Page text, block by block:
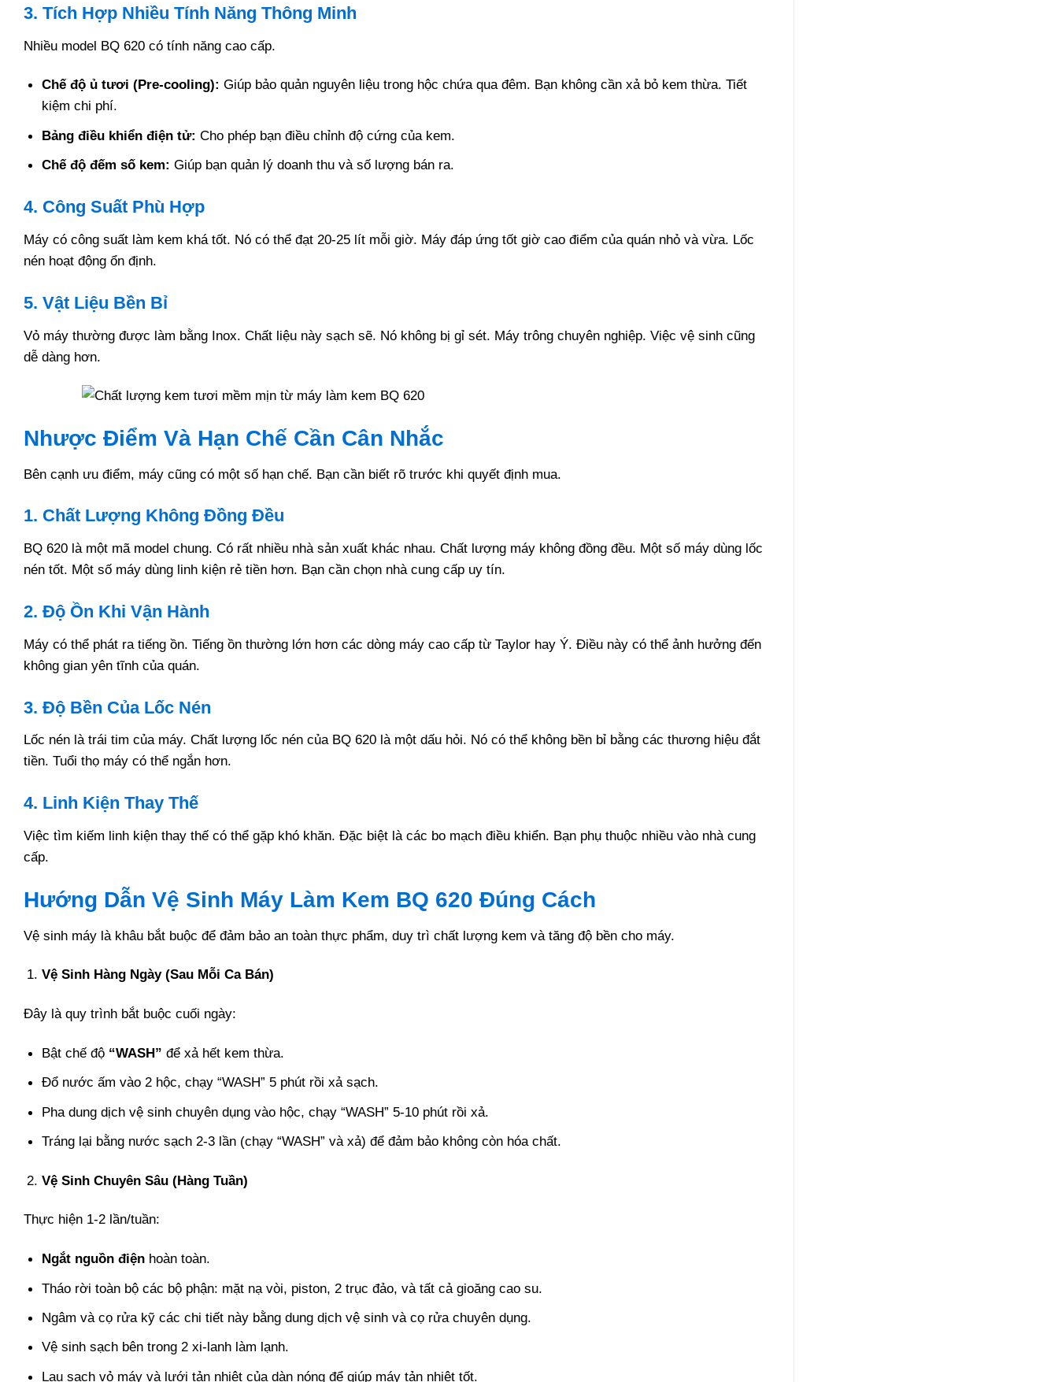
3. Tích Hợp Nhiều Tính Năng Thông Minh
Nhiều model BQ 620 có tính năng cao cấp.
Chế độ ủ tươi (Pre-cooling): Giúp bảo quản nguyên liệu trong hộc chứa qua đêm. Bạn không cần xả bỏ kem thừa. Tiết
kiệm chi phí.
Bảng điều khiển điện tử: Cho phép bạn điều chỉnh độ cứng của kem.
Chế độ đếm số kem: Giúp bạn quản lý doanh thu và số lượng bán ra.
4. Công Suất Phù Hợp
Máy có công suất làm kem khá tốt. Nó có thể đạt 20-25 lít mỗi giờ. Máy đáp ứng tốt giờ cao điểm của quán nhỏ và vừa. Lốc
nén hoạt động ổn định.
5. Vật Liệu Bền Bỉ
Vỏ máy thường được làm bằng Inox. Chất liệu này sạch sẽ. Nó không bị gỉ sét. Máy trông chuyên nghiệp. Việc vệ sinh cũng
dễ dàng hơn.
Nhược Điểm Và Hạn Chế Cần Cân Nhắc
Bên cạnh ưu điểm, máy cũng có một số hạn chế. Bạn cần biết rõ trước khi quyết định mua.
1. Chất Lượng Không Đồng Đều
BQ 620 là một mã model chung. Có rất nhiều nhà sản xuất khác nhau. Chất lượng máy không đồng đều. Một số máy dùng lốc
nén tốt. Một số máy dùng linh kiện rẻ tiền hơn. Bạn cần chọn nhà cung cấp uy tín.
2. Độ Ồn Khi Vận Hành
Máy có thể phát ra tiếng ồn. Tiếng ồn thường lớn hơn các dòng máy cao cấp từ Taylor hay Ý. Điều này có thể ảnh hưởng đến
không gian yên tĩnh của quán.
3. Độ Bền Của Lốc Nén
Lốc nén là trái tim của máy. Chất lượng lốc nén của BQ 620 là một dấu hỏi. Nó có thể không bền bỉ bằng các thương hiệu đắt
tiền. Tuổi thọ máy có thể ngắn hơn.
4. Linh Kiện Thay Thế
Việc tìm kiếm linh kiện thay thế có thể gặp khó khăn. Đặc biệt là các bo mạch điều khiển. Bạn phụ thuộc nhiều vào nhà cung
cấp.
Hướng Dẫn Vệ Sinh Máy Làm Kem BQ 620 Đúng Cách
Vệ sinh máy là khâu bắt buộc để đảm bảo an toàn thực phẩm, duy trì chất lượng kem và tăng độ bền cho máy.
Vệ Sinh Hàng Ngày (Sau Mỗi Ca Bán)
Đây là quy trình bắt buộc cuối ngày:
Bật chế độ “WASH” để xả hết kem thừa.
Đổ nước ấm vào 2 hộc, chạy “WASH” 5 phút rồi xả sạch.
Pha dung dịch vệ sinh chuyên dụng vào hộc, chạy “WASH” 5-10 phút rồi xả.
Tráng lại bằng nước sạch 2-3 lần (chạy “WASH” và xả) để đảm bảo không còn hóa chất.
Vệ Sinh Chuyên Sâu (Hàng Tuần)
Thực hiện 1-2 lần/tuần:
Ngắt nguồn điệnhoàn toàn.
Tháo rời toàn bộ các bộ phận: mặt nạ vòi, piston, 2 trục đảo, và tất cả gioăng cao su.
Ngâm và cọ rửa kỹ các chi tiết này bằng dung dịch vệ sinh và cọ rửa chuyên dụng.
Vệ sinh sạch bên trong 2 xi-lanh làm lạnh.
Lau sạch vỏ máy và lưới tản nhiệt của dàn nóng để giúp máy tản nhiệt tốt.